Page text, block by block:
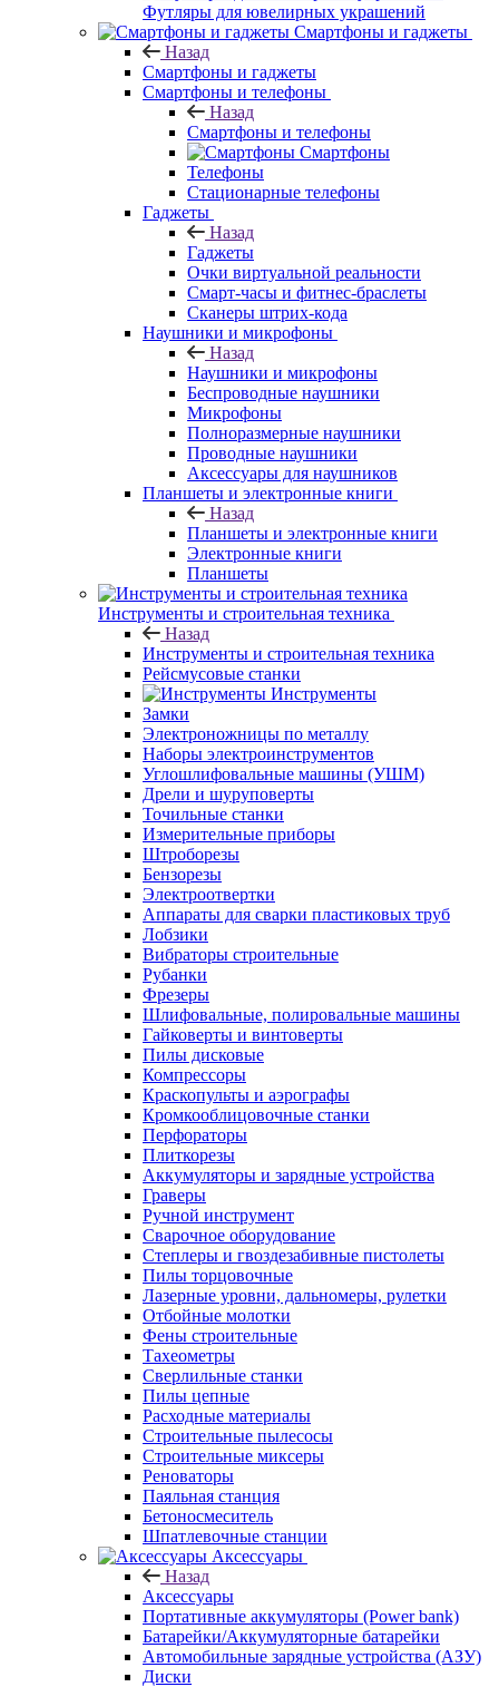
Футляры для ювелирных украшений
Смартфоны и гаджеты
Назад
Смартфоны и гаджеты
Смартфоны и телефоны
Назад
Смартфоны и телефоны
Смартфоны
Телефоны
Стационарные телефоны
Гаджеты
Назад
Гаджеты
Очки виртуальной реальности
Смарт-часы и фитнес-браслеты
Сканеры штрих-кода
Наушники и микрофоны
Назад
Наушники и микрофоны
Беспроводные наушники
Микрофоны
Полноразмерные наушники
Проводные наушники
Аксессуары для наушников
Планшеты и электронные книги
Назад
Планшеты и электронные книги
Электронные книги
Планшеты
Инструменты и строительная техника
Назад
Инструменты и строительная техника
Рейсмусовые станки
Инструменты
Замки
Электроножницы по металлу
Наборы электроинструментов
Углошлифовальные машины (УШМ)
Дрели и шуруповерты
Точильные станки
Измерительные приборы
Штроборезы
Бензорезы
Электроотвертки
Аппараты для сварки пластиковых труб
Лобзики
Вибраторы строительные
Рубанки
Фрезеры
Шлифовальные, полировальные машины
Гайковерты и винтоверты
Пилы дисковые
Компрессоры
Краскопульты и аэрографы
Кромкооблицовочные станки
Перфораторы
Плиткорезы
Аккумуляторы и зарядные устройства
Граверы
Ручной инструмент
Сварочное оборудование
Степлеры и гвоздезабивные пистолеты
Пилы торцовочные
Лазерные уровни, дальномеры, рулетки
Отбойные молотки
Фены строительные
Тахеометры
Сверлильные станки
Пилы цепные
Расходные материалы
Строительные пылесосы
Строительные миксеры
Реноваторы
Паяльная станция
Бетоносмеситель
Шпатлевочные станции
Аксессуары
Назад
Аксессуары
Портативные аккумуляторы (Power bank)
Батарейки/Аккумуляторные батарейки
Автомобильные зарядные устройства (АЗУ)
Диски